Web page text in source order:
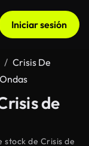
Iniciar sesión
Crisis De
Ondas
de
stock de Crisis de